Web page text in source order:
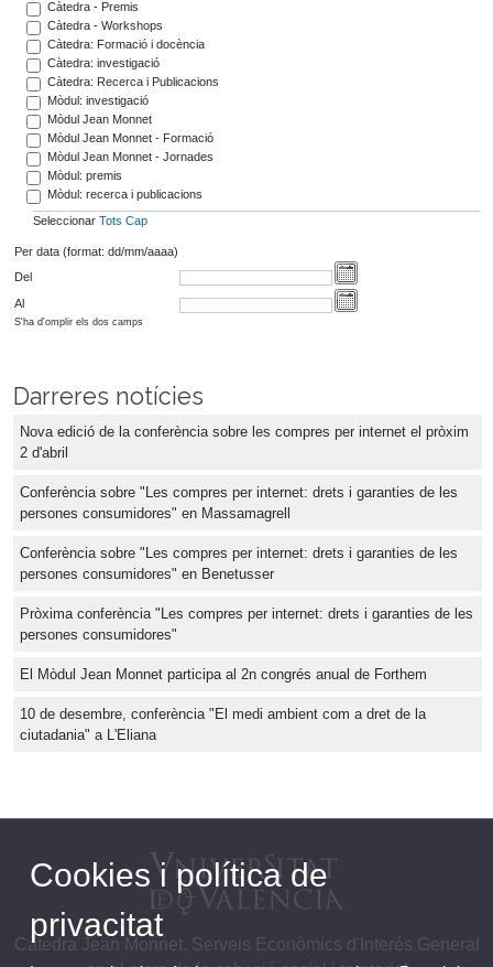
Càtedra - Premis
Càtedra - Workshops
Càtedra: Formació i docència
Càtedra: investigació
Càtedra: Recerca i Publicacions
Mòdul: investigació
Mòdul Jean Monnet
Mòdul Jean Monnet - Formació
Mòdul Jean Monnet - Jornades
Mòdul: premis
Mòdul: recerca i publicacions
Seleccionar Tots Cap
Per data (format: dd/mm/aaaa)
Del
Al
S'ha d'omplir els dos camps
Darreres notícies
Nova edició de la conferència sobre les compres per internet el pròxim
2 d'abril
Conferència sobre "Les compres per internet: drets i garanties de les
persones consumidores" en Massamagrell
Conferència sobre "Les compres per internet: drets i garanties de les
persones consumidores" en Benetusser
Pròxima conferència "Les compres per internet: drets i garanties de les
persones consumidores"
El Mòdul Jean Monnet participa al 2n congrés anual de Forthem
10 de desembre, conferència "El medi ambient com a dret de la
ciutadania" a L'Eliana
Càtedra Jean Monnet. Serveis Econòmics d'Interés General
Cookies i política de
privacitat